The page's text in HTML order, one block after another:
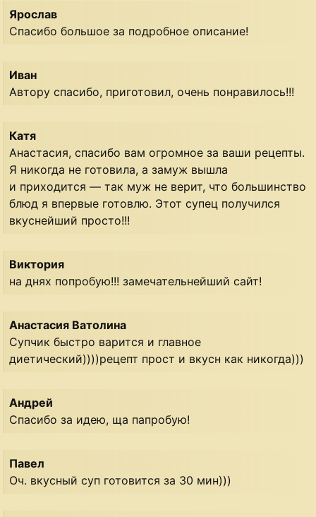
Ярослав
Спасибо большое за подробное описание!
Иван
Автору спасибо, приготовил, очень понравилось!!!
Катя
Анастасия, спасибо вам огромное за ваши рецепты.
Я никогда не готовила, а замуж вышла
и приходится — так муж не верит, что большинство
блюд я впервые готовлю. Этот супец получился
вкуснейший просто!!!
Виктория
на днях попробую!!! замечательнейший сайт!
Анастасия Ватолина
Супчик быстро варится и главное
диетический))))рецепт прост и вкусн как никогда)))
Андрей
Спасибо за идею, ща папробую!
Павел
Оч. вкусный суп готовится за 30 мин)))